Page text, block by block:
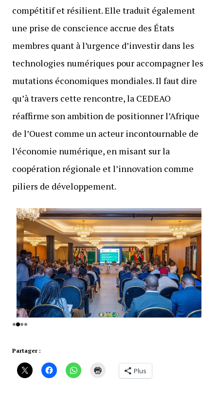
compétitif et résilient. Elle traduit également
une prise de conscience accrue des États
membres quant à l’urgence d’investir dans les
technologies numériques pour accompagner les
mutations économiques mondiales. Il faut dire
qu’à travers cette rencontre, la CEDEAO
réaffirme son ambition de positionner l’Afrique
de l’Ouest comme un acteur incontournable de
l’économie numérique, en misant sur la
coopération régionale et l’innovation comme
piliers de développement.
Partager :
Plus